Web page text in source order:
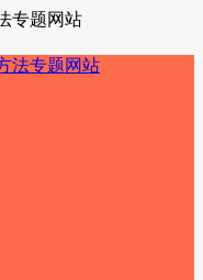
专题网站